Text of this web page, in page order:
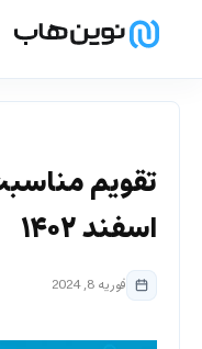
تقویم
اسفند ۱۴۰۲
فوریه 8, 2024